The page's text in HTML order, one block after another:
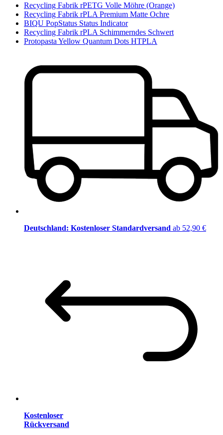
Recycling Fabrik rPETG Volle Möhre (Orange)
Recycling Fabrik rPLA Premium Matte Ochre
BIQU PopStatus Status Indicator
Recycling Fabrik rPLA Schimmerndes Schwert
Protopasta Yellow Quantum Dots HTPLA
Deutschland: Kostenloser Standardversand ab 52,90 €
Kostenloser
Rückversand